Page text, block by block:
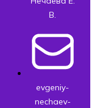
В.
evgeniy-
nechaev-